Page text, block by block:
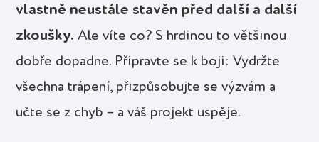
vlastně neustále stavěn před další a další
zkoušky. Ale víte co? S hrdinou to většinou
dobře dopadne. Připravte se k boji: Vydržte
všechna trápení, přizpůsobujte se výzvám a
učte se z chyb – a váš projekt uspěje.